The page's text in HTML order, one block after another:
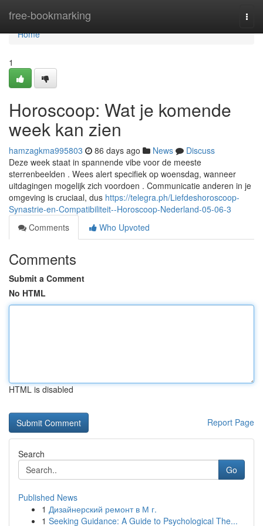
free-bookmarking
Home
Home
1
Horoscoop: Wat je komende
week kan zien
hamzagkma995803 86 days ago News
Discuss
Deze week staat in spannende vibe voor de meeste
sterrenbeelden . Wees alert specifiek op woensdag, wanneer
uitdagingen mogelijk zich voordoen . Communicatie anderen in je
omgeving is cruciaal, dus https://telegra.ph/Liefdeshoroscoop-
Synastrie-en-Compatibiliteit--Horoscoop-Nederland-05-06-3
Comments
Who Upvoted
Comments
Submit a Comment
No HTML
HTML is disabled
Report Page
Search
Go
Published News
1 Дизайнерский ремонт в М г.
1 Seeking Guidance: A Guide to Psychological The...